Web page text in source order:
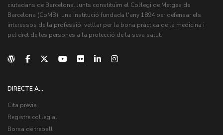
ciutadans de Barcelona. Junts constituïm el Col·legi de Metges de
Barcelona (CoMB), una institució fundada l'any 1894 per defensar els
interessos de la professió, vetllar per la bona pràctica de la medicina i
pel dret de les persones a la protecció de la seva salut.
DIRECTE A...
Cita prèvia
Registre col·legial
Borsa de treball